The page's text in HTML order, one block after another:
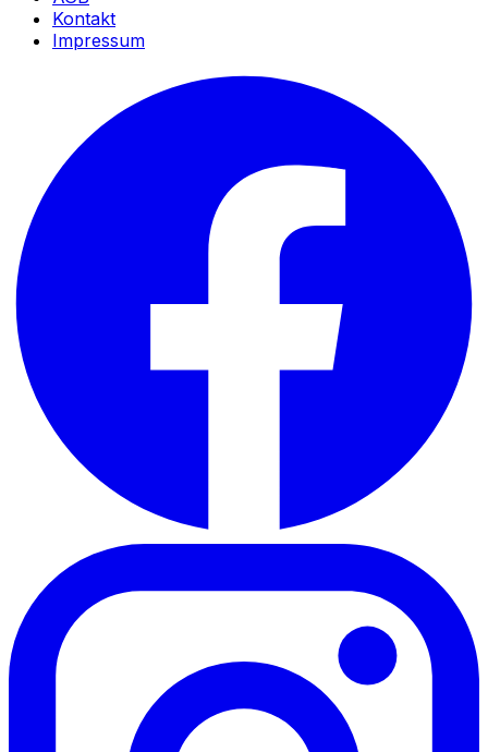
Kontakt
Impressum